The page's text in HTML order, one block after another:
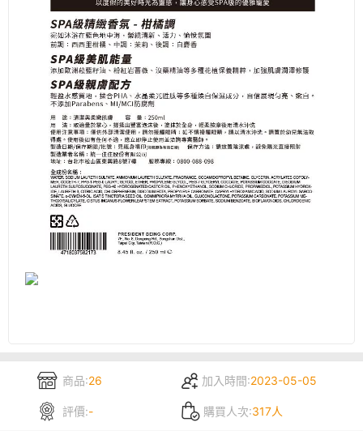
商品:26 加入時間:2023-05-05
評價:- 購買人次:317人